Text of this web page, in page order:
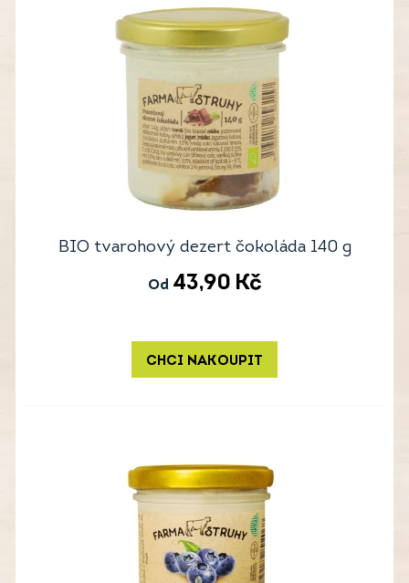
BIO tvarohový dezert čokoláda 140 g
Od 43,90 Kč
CHCI NAKOUPIT